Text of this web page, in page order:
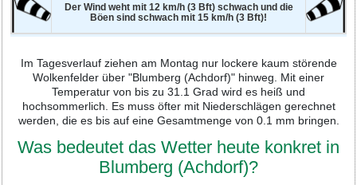
Der Wind weht mit 12 km/h (3 Bft) schwach und die
Böen sind schwach mit 15 km/h (3 Bft)!
Im Tagesverlauf ziehen am Montag nur lockere kaum störende
Wolkenfelder über "Blumberg (Achdorf)" hinweg. Mit einer
Temperatur von bis zu 31.1 Grad wird es heiß und
hochsommerlich. Es muss öfter mit Niederschlägen gerechnet
werden, die es bis auf eine Gesamtmenge von 0.1 mm bringen.
Was bedeutet das Wetter heute konkret in
Blumberg (Achdorf)?